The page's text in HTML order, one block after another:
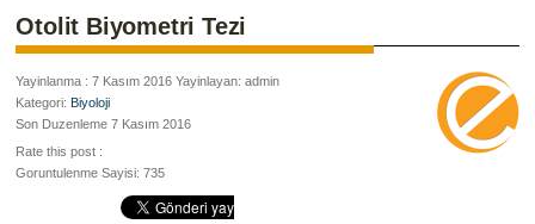
Otolit Biyometri Tezi
Yayinlanma : 7 Kasım 2016 Yayinlayan: admin
Kategori: Biyoloji
Son Duzenleme 7 Kasım 2016
Rate this post :
Goruntulenme Sayisi: 735